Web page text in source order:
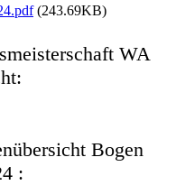
(243.69KB)
WA
Bogen
: